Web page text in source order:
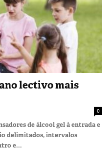
lectivo mais
0
de álcool gel à entrada e
delimitados, intervalos
e...